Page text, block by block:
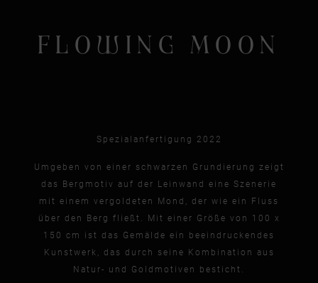
FLOWING MOON
Spezialanfertigung 2022
Umgeben von einer schwarzen Grundierung zeigt
das Bergmotiv auf der Leinwand eine Szenerie
mit einem vergoldeten Mond, der wie ein Fluss
über den Berg fließt. Mit einer Größe von 100 x
150 cm ist das Gemälde ein beeindruckendes
Kunstwerk, das durch seine Kombination aus
Natur- und Goldmotiven besticht.